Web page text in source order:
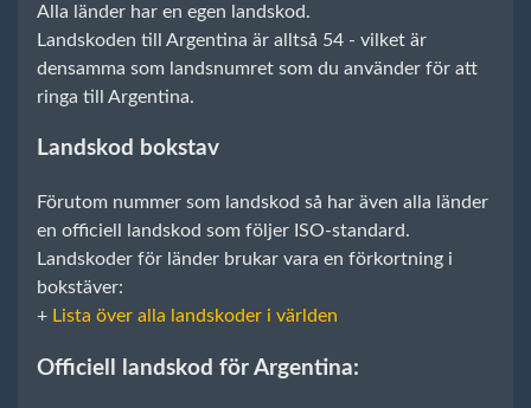
Alla länder har en egen landskod.
Landskoden till Argentina är alltså 54 - vilket är
densamma som landsnumret som du använder för att
ringa till Argentina.
Landskod bokstav
Förutom nummer som landskod så har även alla länder
en officiell landskod som följer ISO-standard.
Landskoder för länder brukar vara en förkortning i
bokstäver:
+ Lista över alla landskoder i världen
Officiell landskod för Argentina: